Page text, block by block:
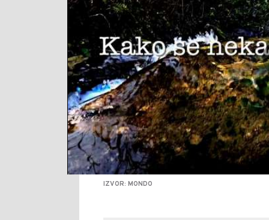
IZVOR: MONDO